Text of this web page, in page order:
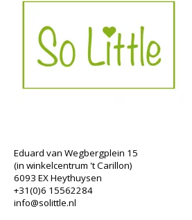
Eduard van Wegbergplein 15
(in winkelcentrum 't Carillon)
6093 EX Heythuysen
+31(0)6 15562284
info@solittle.nl